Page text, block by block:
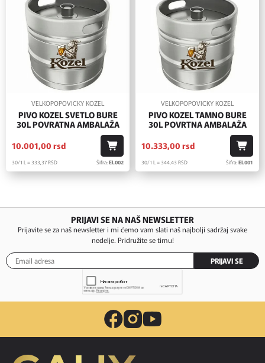
VELKOPOPOVICKY KOZEL
PIVO KOZEL SVETLO BURE
30L POVRATNA AMBALAŽA
10.001,00 rsd
30/1 L = 333,37RSD Šifra:EL002
VELKOPOPOVICKY KOZEL
PIVO KOZEL TAMNO BURE
30L POVRTNA AMBALAŽA
10.333,00 rsd
30/1 L = 344,43 RSD Šifra:EL001
PRIJAVI SE NA NAŠ NEWSLETTER
Prijavite se za naš newsletter i mi ćemo vam slati naš najbolji sadržaj svake
nedelje. Pridružite se timu!
PRIJAVI SE